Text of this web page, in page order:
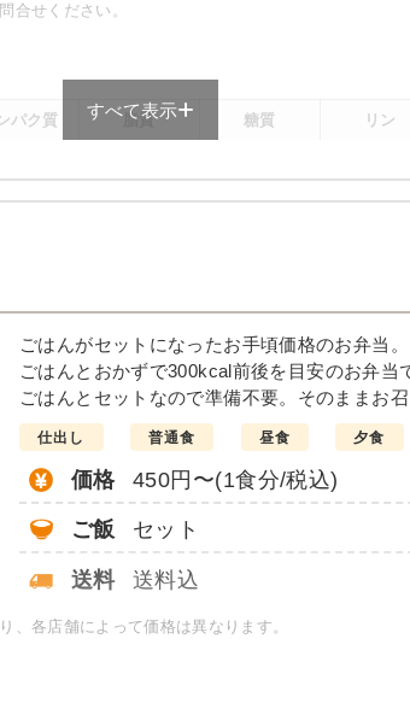
合せください。
パク質 脂質 糖質 リン
インゲンソテー
彩りごまサラダ
栄養素
-
※メニューの補足
-
すべて表示
ごはんがセットになったお手頃価格のお弁当。
ごはんとおかずで300kcal前後を目安のお弁当
ごはんとセットなので準備不要。そのままお
仕出し 普通食 昼食 夕食
価格 450円〜(1食分/税込)
ご飯 セット
送料 送料込
、各店舗によって価格は異なります。